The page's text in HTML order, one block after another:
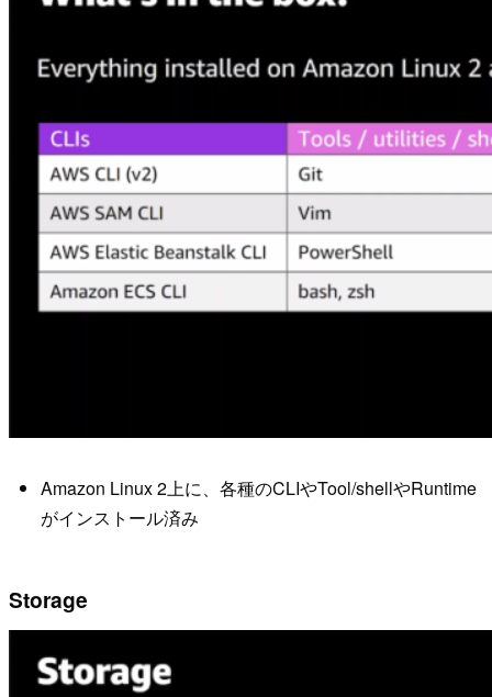
Amazon Linux 2上に、各種のCLIやTool/shellやRuntime
がインストール済み
Storage